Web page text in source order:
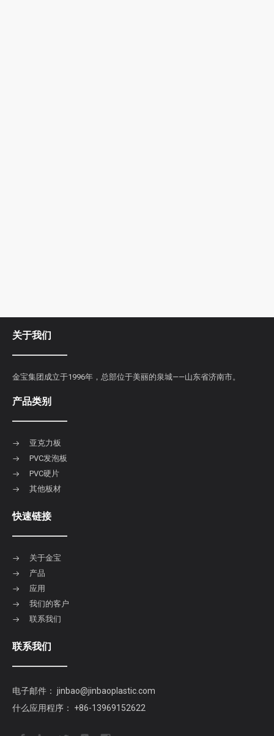
关于我们
金宝集团成立于1996年，总部位于美丽的泉城——山东省济南市。
产品类别
亚克力板
PVC发泡板
PVC硬片
其他板材
快速链接
关于金宝
产品
应用
我们的客户
联系我们
联系我们
电子邮件： jinbao@jinbaoplastic.com
什么应用程序： +86-13969152622